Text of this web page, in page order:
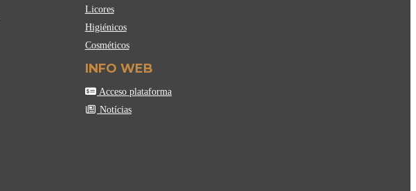
Licores
Higiénicos
Cosméticos
INFO WEB
Acceso plataforma
Notícias